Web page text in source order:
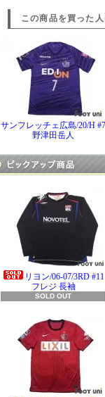
この商品を買った
サンフレッチェ広島/20/H #7
野津田岳人
リヨン/06-07/3RD #11
フレジ 長袖
SOLD OUT